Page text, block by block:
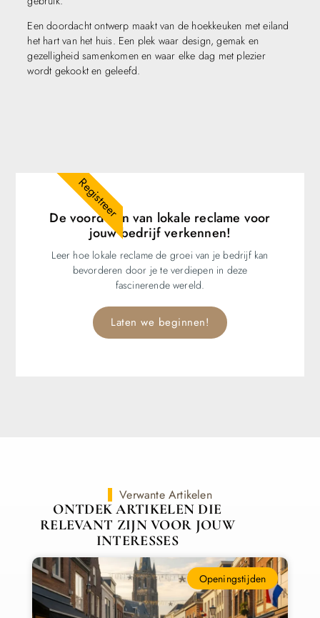
Een doordacht ontwerp maakt van de hoekkeuken met eiland
het hart van het huis. Een plek waar design, gemak en
gezelligheid samenkomen en waar elke dag met plezier
wordt gekookt en geleefd.
De voordelen van lokale reclame voor
jouw bedrijf verkennen!
Leer hoe lokale reclame de groei van je bedrijf kan
bevorderen door je te verdiepen in deze
fascinerende wereld.
Laten we beginnen!
Registreer
Verwante Artikelen
ONTDEK ARTIKELEN DIE
RELEVANT ZIJN VOOR JOUW
INTERESSES
Openingstijden